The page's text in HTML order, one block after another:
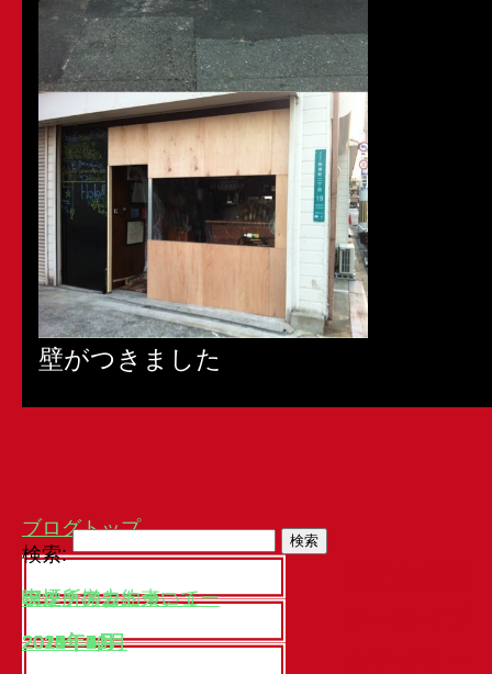
壁がつきました
ブログトップ
検索:
913
喫煙所撤去について
喫煙所のお約束
テイクアウトメニュー
ランチメニュー
2023年9月
2021年4月
2020年9月
2020年6月
2018年7月
2018年6月
2018年5月
2016年8月
2016年6月
2016年5月
2015年8月
2015年7月
2015年6月
2015年5月
2015年4月
2015年3月
2015年2月
2015年1月
2014年12月
2014年11月
2014年3月
2013年10月
2013年9月
2013年8月
2013年7月
2013年6月